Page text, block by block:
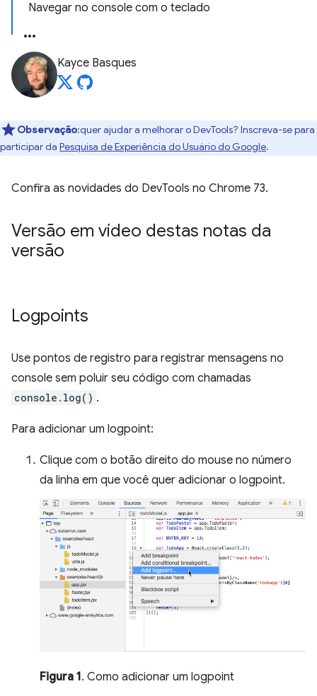
Navegar no console com o teclado
Kayce Basques
Observação:quer ajudar a melhorar o DevTools? Inscreva-se para
participar da Pesquisa de Experiência do Usuário do Google.
Confira as novidades do DevTools no Chrome 73.
Versão em vídeo destas notas da
versão
Logpoints
Use pontos de registro para registrar mensagens no
console sem poluir seu código com chamadas
console.log() .
Para adicionar um logpoint:
Clique com o botão direito do mouse no número
da linha em que você quer adicionar o logpoint.
Figura 1. Como adicionar um logpoint